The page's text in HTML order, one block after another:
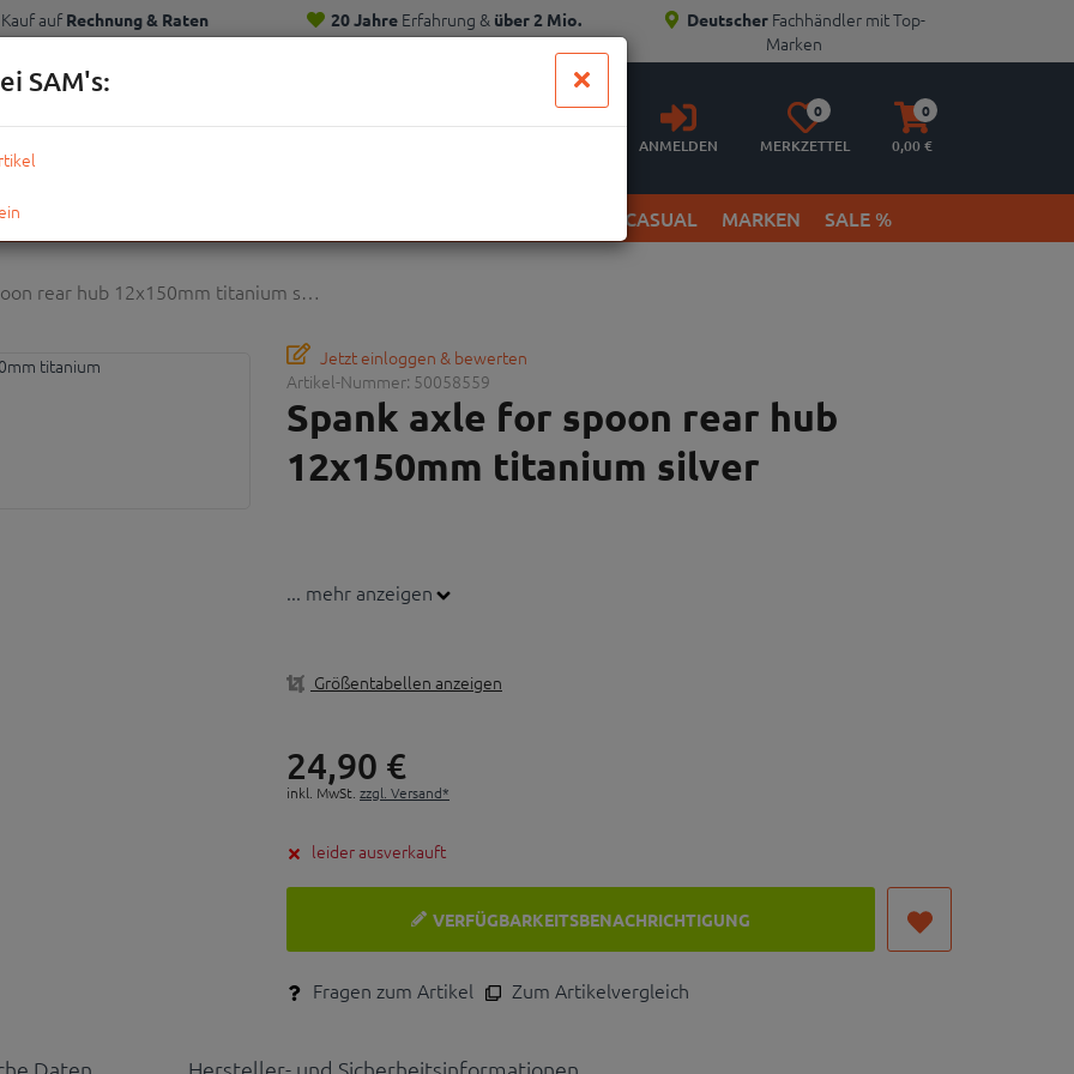
Kauf auf Rechnung & Raten 20 JahreErfahrung & über 2 Mio.
Kunden
Deutscher Fachhändler mit Top-
Marken
Anmelden
ANMELDEN
Merkzettel
aufklappen
0
MERKZETTEL
Warenkorb
aufklappen
0
0,00 €
STREETWEAR & CASUAL MARKEN SALE %
rear hub 12x150mm titanium s…
Jetzt einloggen & bewerten
Artikel-Nummer: 50058559
Spank axle for spoon rear hub
12x150mm titanium silver
... mehr anzeigen
Größentabellen anzeigen
24,90 €
inkl. MwSt. zzgl. Versand*
leider ausverkauft
VERFÜGBARKEITSBENACHRICHTIGUNG
Fragen zum Artikel Zum Artikelvergleich
Daten Hersteller- und Sicherheitsinformationen
SAM's: